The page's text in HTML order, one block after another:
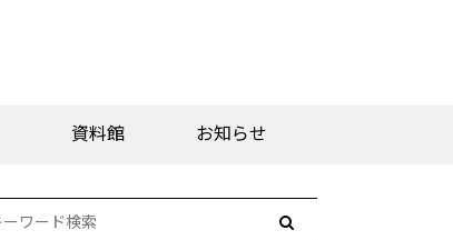
資料館 お知らせ